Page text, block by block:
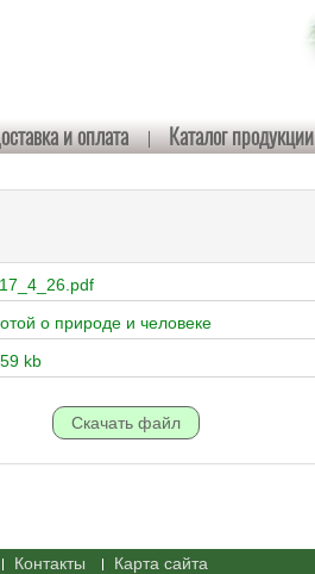
и оплата Каталог продукции
о природе и человеке
kb
Контакты Карта сайта